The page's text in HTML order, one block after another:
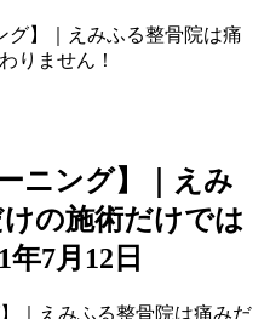
グ】｜えみふる整骨院は痛
りません！
ニング】｜えみ
の施術だけでは
年7月12日